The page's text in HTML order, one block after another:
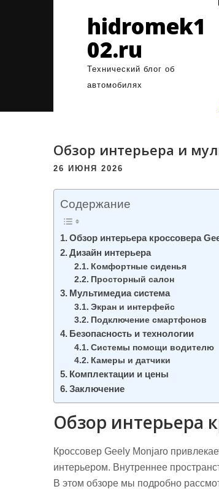
hidromek1
02.ru
Технический блог об
автомобилях
Обзор интерьера и
26 ИЮНЯ 2026
Содержание
Обзор интерьера кроссовера
Дизайн интерьера
Комфортные сиденья
Просторный салон
Мультимедиа система
Экран и интерфейс
Подключение смартфонов
Безопасность и технологии
Системы помощи водителю
Камеры и датчики
Комплектации и цены
Заключение
Обзор интерьера
Кроссовер Geely Monjaro
интерьером. Внутреннее
В этом обзоре мы подробно